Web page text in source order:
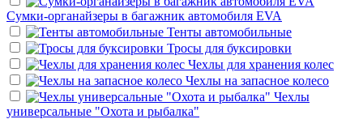
Сумки-органайзеры в багажник автомобиля EVA
Тенты автомобильные
Тросы для буксировки
Чехлы для хранения колес
Чехлы на запасное колесо
Чехлы
универсальные "Охота и рыбалка"